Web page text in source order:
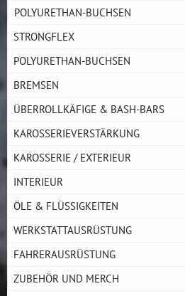
POLYURETHAN-BUCHSEN
STRONGFLEX
POLYURETHAN-BUCHSEN
BREMSEN
ÜBERROLLKÄFIGE & BASH-BARS
KAROSSERIEVERSTÄRKUNG
KAROSSERIE / EXTERIEUR
INTERIEUR
ÖLE & FLÜSSIGKEITEN
WERKSTATTAUSRÜSTUNG
FAHRERAUSRÜSTUNG
ZUBEHÖR UND MERCH